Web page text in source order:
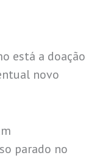
está a doação
novo
parado no